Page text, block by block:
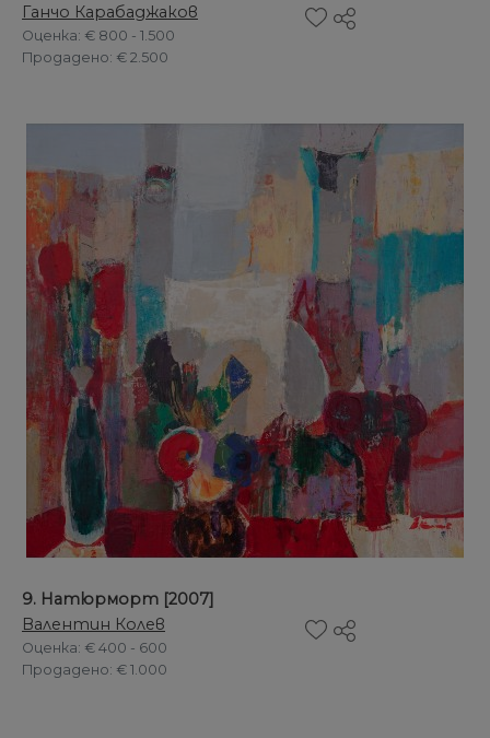
Ганчо Карабаджаков
Оценка: € 800 - 1.500
Продадено: € 2.500
9. Натюрморт [2007]
Валентин Колев
Оценка: € 400 - 600
Продадено: € 1.000